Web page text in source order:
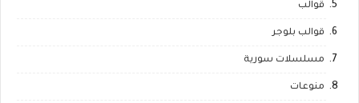
قوالب
قوالب بلوجر
مسلسلات سورية
منوعات